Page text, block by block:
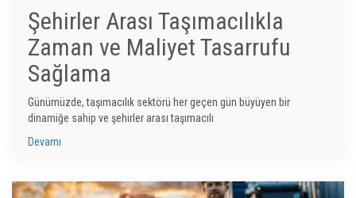
Şehirler Arası Taşımacılıkla
Zaman ve Maliyet Tasarrufu
Sağlama
Günümüzde, taşımacılık sektörü her geçen gün büyüyen bir
dinamiğe sahip ve şehirler arası taşımacılı
Devamı